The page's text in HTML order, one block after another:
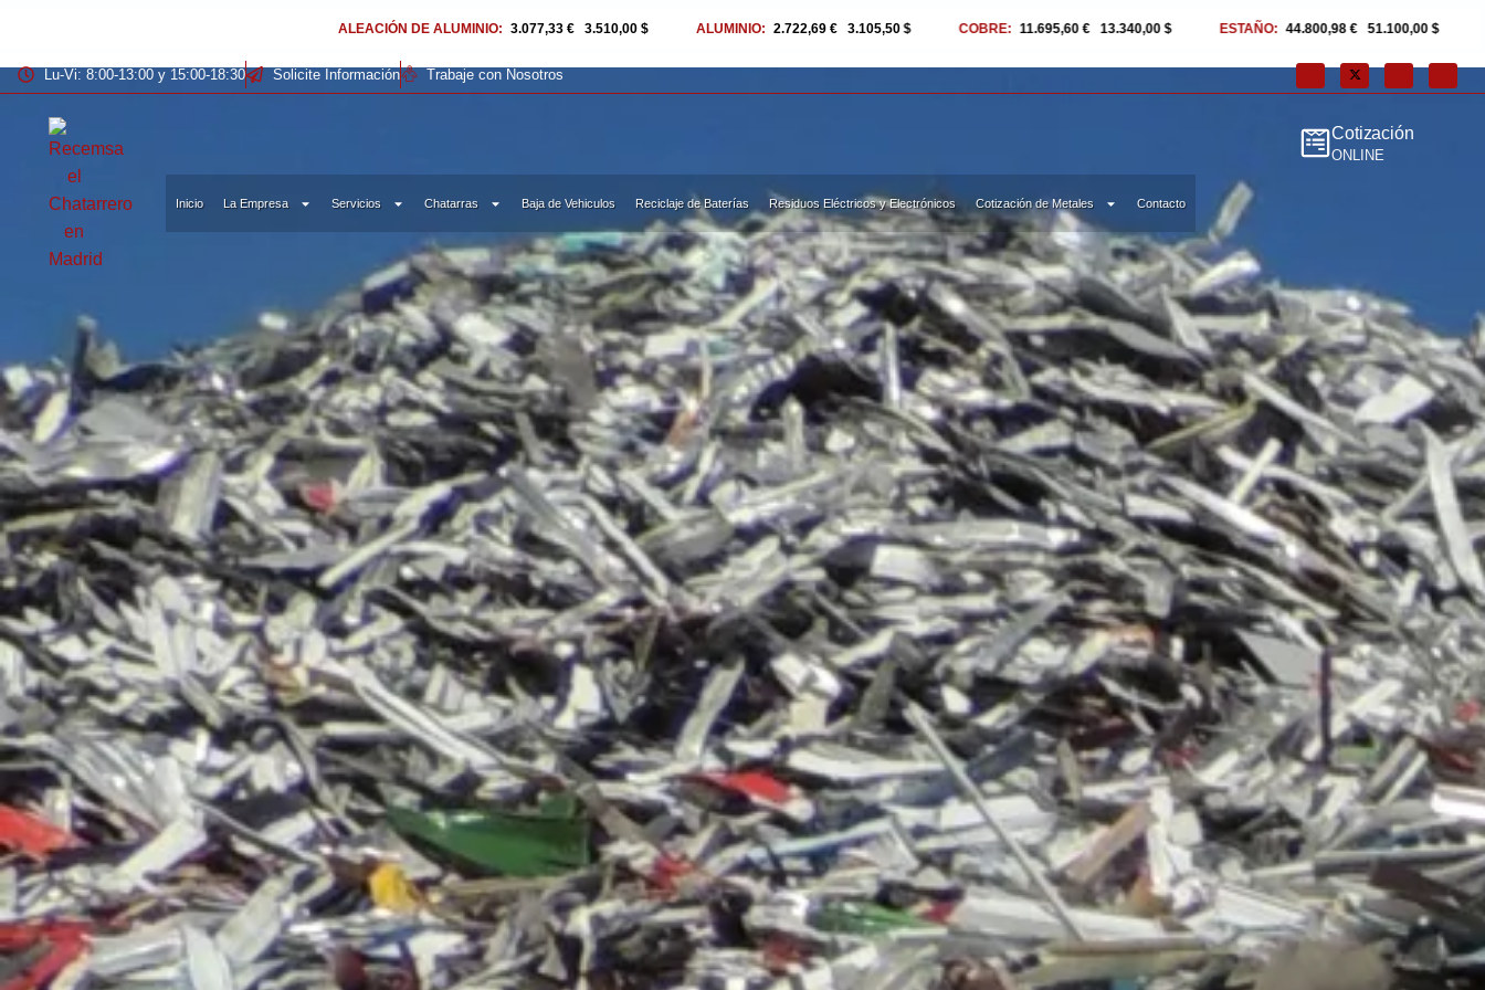
3.077,33 €|3.510,00 $ ALUMINIO: 2.722,69 €|3.105,50 $ COBRE: 11.695,60 €|13.340,00 $ ESTAÑO: 44.800,98 €|51.100,00 $ NÍQUEL: 14.268,81 €|
Lu-Vi: 8:00-13:00 y 15:00-18:30 Solicite Información Trabaje con Nosotros
Inicio La Empresa Servicios Chatarras Baja de Vehiculos Reciclaje de Baterías Residuos Eléctricos y Electrónicos Cotización de Metales Contacto
Cotización
ONLINE